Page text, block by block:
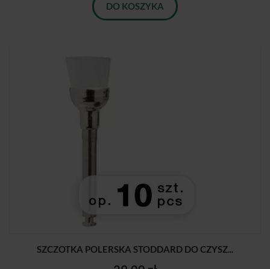
DO KOSZYKA
SZCZOTKA POLERSKA STODDARD DO CZYSZ...